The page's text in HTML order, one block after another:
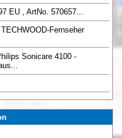
EU , ArtNo. 570657...
Fernseher
Sonicare 4100 -